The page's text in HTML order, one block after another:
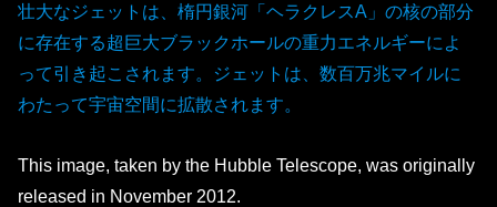
壮大なジェットは、楕円銀河「ヘラクレスA」の核の部分
に存在する超巨大ブラックホールの重力エネルギーによ
って引き起こされます。ジェットは、数百万兆マイルに
わたって宇宙空間に拡散されます。
This image, taken by the Hubble Telescope, was originally
released in November 2012.